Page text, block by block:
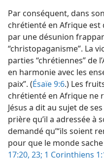
Par conséquent, dans
chrétienté en Afrique
par une désunion
“christopaganisme”. La
parties “chrétiennes” de
en harmonie avec les
paix”. (Ésaïe 9:6.) Les
chrétienté en Afrique ne
Jésus a dit au sujet de
prière qu’il a adressée à
demandé qu’“ils soient
pour que le monde
17:20, 23; 1 Corinthiens